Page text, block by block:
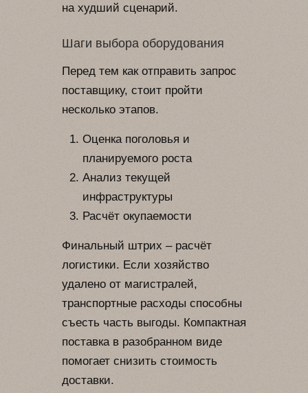
на худший сценарий.
Шаги выбора оборудования
Перед тем как отправить запрос
поставщику, стоит пройти
несколько этапов.
Оценка поголовья и
планируемого роста
Анализ текущей
инфраструктуры
Расчёт окупаемости
Финальный штрих – расчёт
логистики. Если хозяйство
удалено от магистралей,
транспортные расходы способны
съесть часть выгоды. Компактная
поставка в разобранном виде
помогает снизить стоимость
доставки.